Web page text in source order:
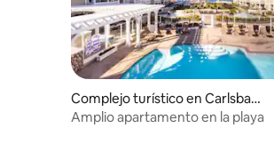
Complejo turístico en Carlsbad
Village
Amplio apartamento en la playa